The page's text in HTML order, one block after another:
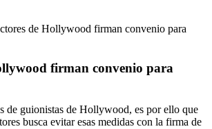
de Hollywood firman convenio para
firman convenio para
de guionistas de Hollywood, es por ello que
busca evitar esas medidas con la firma de